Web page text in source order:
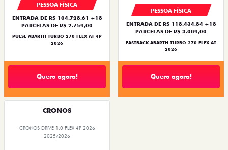
PESSOA FÍSICA
ENTRADA DE R$ 104.728,61 +18
PARCELAS DE R$ 2.759,00
PULSE ABARTH TURBO 270 FLEX AT 4P
2026
Quero agora!
PESSOA FÍSICA
ENTRADA DE R$ 118.434,84 +18
PARCELAS DE R$ 3.089,00
FASTBACK ABARTH TURBO 270 FLEX AT
2026
Quero agora!
CRONOS
CRONOS DRIVE 1.0 FLEX 4P 2026
2025/2026